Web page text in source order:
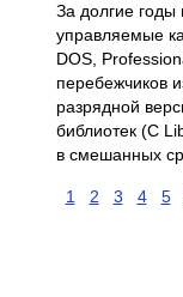
За долгие
управляемые
DOS,
перебежчиков
разрядной
библиотек (C
в смешанных
1 2 3 4 5